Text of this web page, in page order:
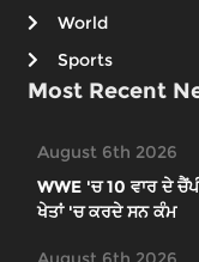
World
Sports
Most Recent
August 6th 2026
WWE 'ਚ 10 ਵਾਰ ਦੇ
ਖੇਤਾਂ 'ਚ ਕਰਦੇ ਸਨ ਕੰਮ